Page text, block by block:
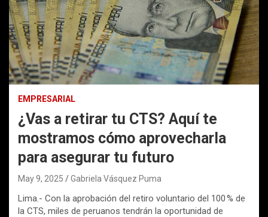
EMPRESARIAL
¿Vas a retirar tu CTS? Aquí te
mostramos cómo aprovecharla
para asegurar tu futuro
May 9, 2025 Gabriela Vásquez Puma
Lima.- Con la aprobación del retiro voluntario del 100 % de
la CTS, miles de peruanos tendrán la oportunidad de